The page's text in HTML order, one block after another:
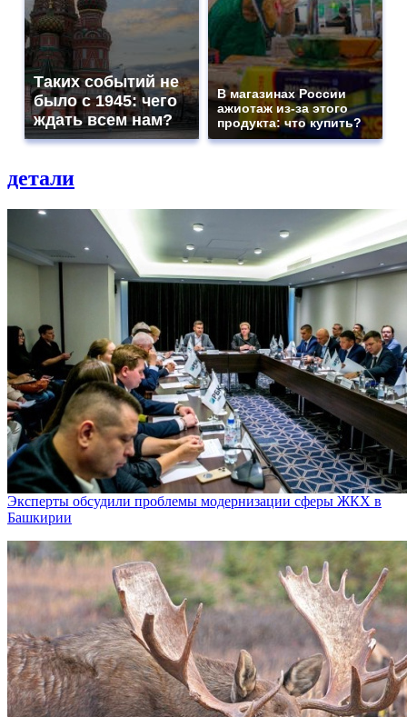
Таких событий не
было с 1945: чего
ждать всем нам?
В магазинах России
ажиотаж из-за этого
продукта: что купить?
детали
Эксперты обсудили проблемы модернизации сферы ЖКХ в
Башкирии